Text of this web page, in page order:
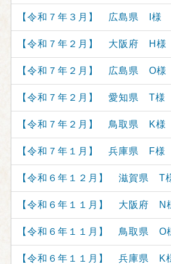
【令和７年３月】 広島県 I様
【令和７年２月】 大阪府 H様
【令和７年２月】 広島県 O様
【令和７年２月】 愛知県 T様
【令和７年２月】 鳥取県 K様
【令和７年１月】 兵庫県 F様
【令和６年１２月】 滋賀県 T
【令和６年１１月】 大阪府 N
【令和６年１１月】 鳥取県 O
【令和６年１１月】 兵庫県 K